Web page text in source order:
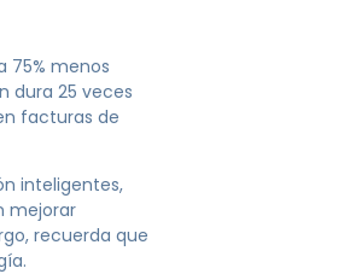
75% menos
dura 25 veces
facturas de
inteligentes,
mejorar
recuerda que